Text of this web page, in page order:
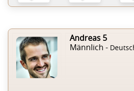
Andreas 5
Männlich -